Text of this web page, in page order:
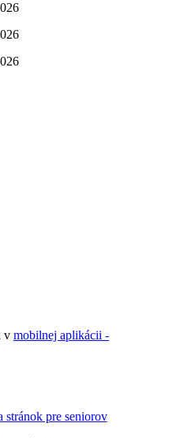
v mobilnej aplikácii -
stránok pre seniorov